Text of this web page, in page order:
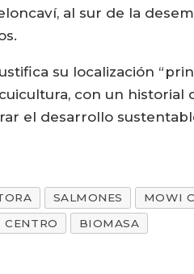
al sur de la
su localización
con un
el desarrollo
SALMONES MOWI
CENTRO BIOMASA